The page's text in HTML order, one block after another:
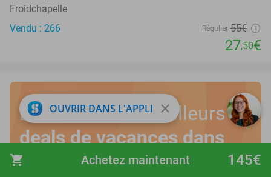
shopping_cart 145€
Achetez maintenant
Froidchapelle
Vendu : 266
Régulier 55€
27,50€
Découvrez les meilleurs
deals de vacances dans
votre propre pays!
OUVRIR DANS L'APPLI close